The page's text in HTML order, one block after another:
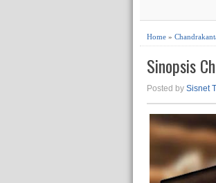
Home »
Sinopsis
Posted by Sisnet